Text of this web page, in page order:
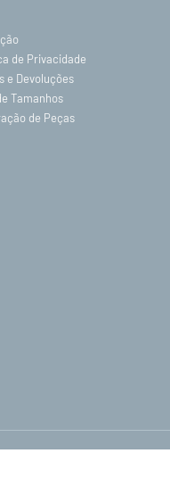
de Privacidade
e Devoluções
Tamanhos
de Peças